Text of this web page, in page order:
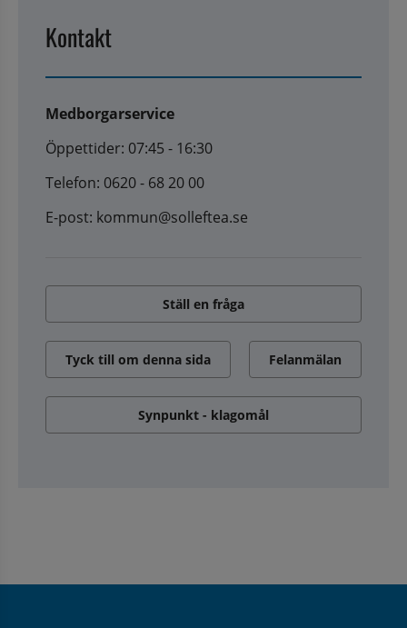
Kontakt
Medborgarservice
Öppettider: 07:45 - 16:30
Telefon: 0620 - 68 20 00
E-post: kommun@solleftea.se
Ställ en fråga
Tyck till om denna sida Felanmälan
Synpunkt - klagomål